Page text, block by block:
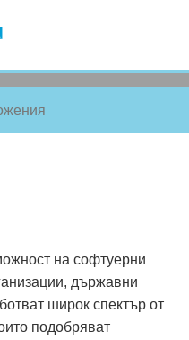
на софтуерни
държавни
широк спектър от
подобряват